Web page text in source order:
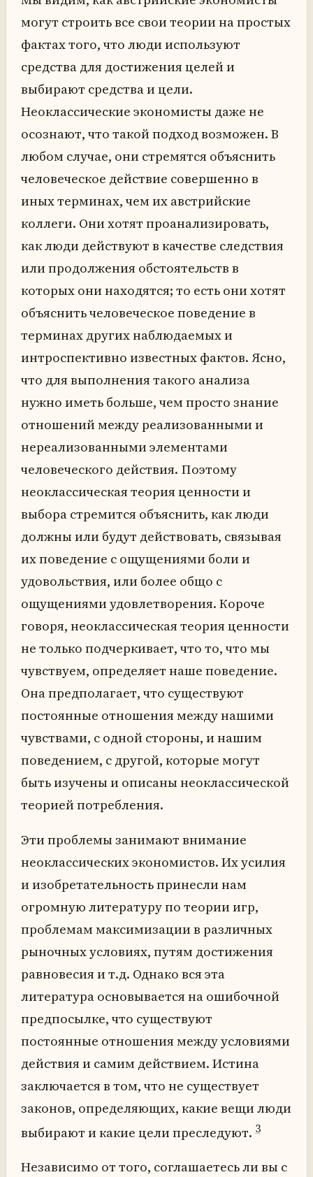
могут строить все свои теории на простых
фактах того, что люди используют
средства для достижения целей и
выбирают средства и цели.
Неоклассические экономисты даже не
осознают, что такой подход возможен. В
любом случае, они стремятся объяснить
человеческое действие совершенно в
иных терминах, чем их австрийские
коллеги. Они хотят проанализировать,
как люди действуют в качестве следствия
или продолжения обстоятельств в
которых они находятся; то есть они хотят
объяснить человеческое поведение в
терминах других наблюдаемых и
интроспективно известных фактов. Ясно,
что для выполнения такого анализа
нужно иметь больше, чем просто знание
отношений между реализованными и
нереализованными элементами
человеческого действия. Поэтому
неоклассическая теория ценности и
выбора стремится объяснить, как люди
должны или будут действовать, связывая
их поведение с ощущениями боли и
удовольствия, или более общо с
ощущениями удовлетворения. Короче
говоря, неоклассическая теория ценности
не только подчеркивает, что то, что мы
чувствуем, определяет наше поведение.
Она предполагает, что существуют
постоянные отношения между нашими
чувствами, с одной стороны, и нашим
поведением, с другой, которые могут
быть изучены и описаны неоклассической
теорией потребления.
Эти проблемы занимают внимание
неоклассических экономистов. Их усилия
и изобретательность принесли нам
огромную литературу по теории игр,
проблемам максимизации в различных
рыночных условиях, путям достижения
равновесия и т.д. Однако вся эта
литература основывается на ошибочной
предпосылке, что существуют
постоянные отношения между условиями
действия и самим действием. Истина
заключается в том, что не существует
законов, определяющих, какие вещи люди
выбирают и какие цели преследуют. 3
Независимо от того, соглашаетесь ли вы с